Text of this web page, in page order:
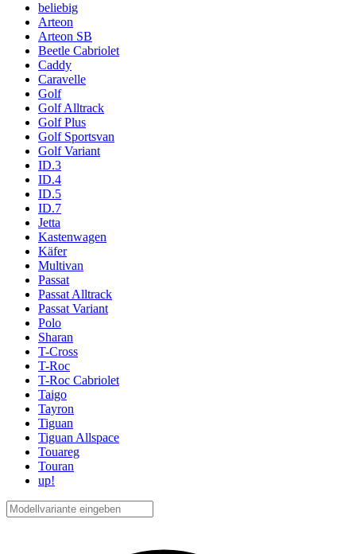
beliebig
Arteon
Arteon SB
Beetle Cabriolet
Caddy
Caravelle
Golf
Golf Alltrack
Golf Plus
Golf Sportsvan
Golf Variant
ID.3
ID.4
ID.5
ID.7
Jetta
Kastenwagen
Käfer
Multivan
Passat
Passat Alltrack
Passat Variant
Polo
Sharan
T-Cross
T-Roc
T-Roc Cabriolet
Taigo
Tayron
Tiguan
Tiguan Allspace
Touareg
Touran
up!